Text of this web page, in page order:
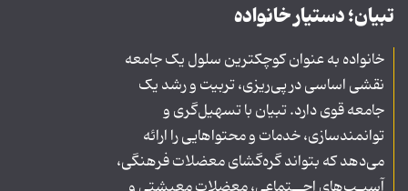
تبیان؛ دستیار خانواده
خانواده به عنوان کوچکترین سلول یک جامعه
نقشی اساسی در پی‌ریزی، تربیت و رشد یک
جامعه قوی دارد. تبیان با تسهیل‌گری و
توانمندسازی، خدمات و محتواهایی را ارائه
می‌دهد که بتواند گره‌گشای معضلات فرهنگی،